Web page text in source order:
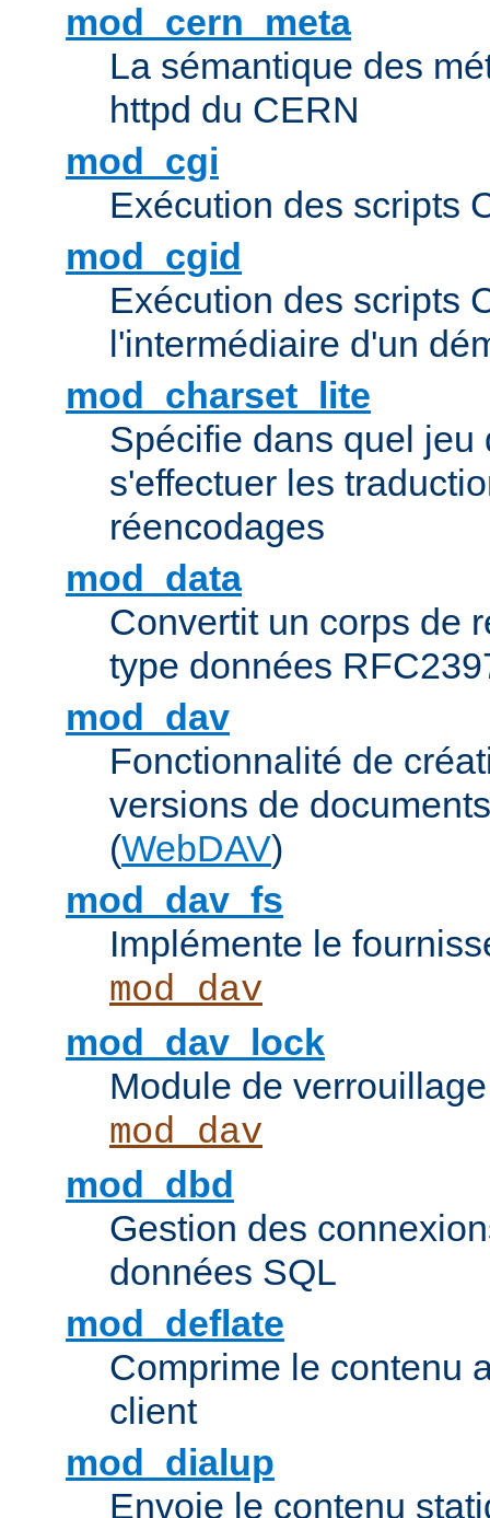
mod_cern_meta
La sémantique des
httpd du CERN
mod_cgi
Exécution des scripts
mod_cgid
Exécution des scripts
l'intermédiaire d'un
mod_charset_lite
Spécifie dans quel jeu
s'effectuer les
réencodages
mod_data
Convertit un corps de
type données
mod_dav
Fonctionnalité de
versions de
(WebDAV)
mod_dav_fs
Implémente le
mod_dav
mod_dav_lock
Module de
mod_dav
mod_dbd
Gestion des
données SQL
mod_deflate
Comprime le contenu
client
mod_dialup
Envoie le contenu